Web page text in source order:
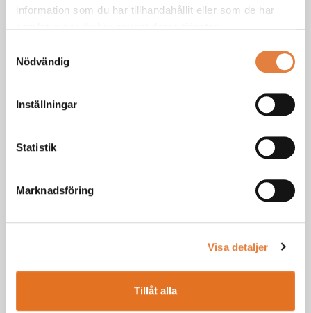
information som du har tillhandahållit eller som de har
Nödvändig
Inställningar
Statistik
Marknadsföring
Visa detaljer
Tillåt alla
Kök- och badinredningsguider
Faktorer som är bra att tänka på när det gäller val av design
och leverantör.
Säkra köket mot vattenskador
Vår branschguide ger goda exempel på fuktsäkra lösningar